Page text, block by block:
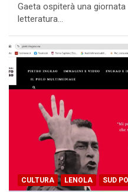
Gaeta ospiterà una
letteratura…
CULTURA LENOLA SUD